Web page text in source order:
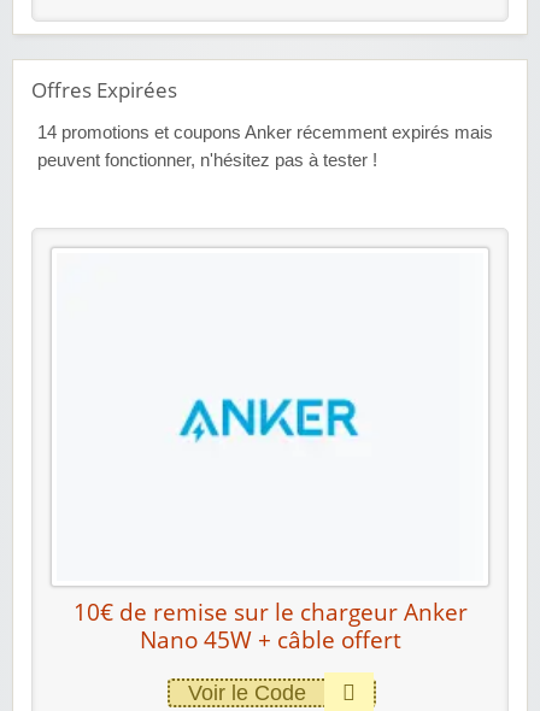
Offres Expirées
14 promotions et coupons Anker récemment expirés mais
peuvent fonctionner, n'hésitez pas à tester !
10€ de remise sur le chargeur Anker
Nano 45W + câble offert
Voir le Code